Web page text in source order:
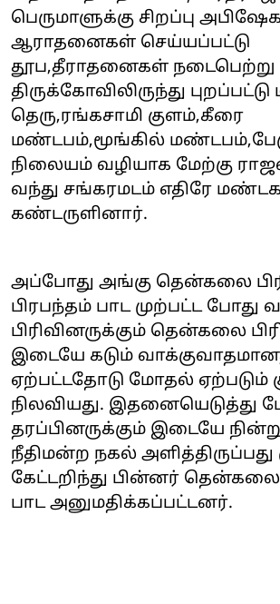
பெருமாளுக்கு சிறப்பு அபிஷேக
ஆராதனைகள் செய்யப்பட்டு
தூப,தீராதனைகள் நடைபெற்று
திருக்கோவிலிருந்து புறப்பட்டு
தெரு,ரங்கசாமி குளம்,கீரை
மண்டபம்,மூங்கில்
நிலையம் வழியாக மேற்கு
வந்து சங்கரமடம் எதிரே
கண்டருளினார்.
அப்போது அங்கு தென்கலை
பிரபந்தம் பாட முற்பட்ட போது
பிரிவினருக்கும் தென்கலை
இடையே கடும்
ஏற்பட்டதோடு மோதல் ஏற்படும்
நிலவியது. இதனையெடுத்து
தரப்பினருக்கும் இடையே
நீதிமன்ற நகல் அளித்திருப்பது
கேட்டறிந்து பின்னர் தென்கலை
பாட அனுமதிக்கப்பட்டனர்.